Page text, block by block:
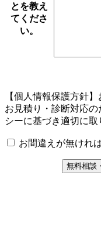
とを教え
てくださ
い。
【個人情報保護方針
お見積り・診断対応
シーに基づき適切に取
お間違えが無けれ